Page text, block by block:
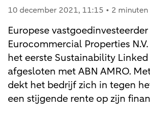
10 december 2021, 11:15 2 minuten
Europese vastgoedinvesteerder
Eurocommercial Properties
het eerste Sustainability
afgesloten met ABN AMRO.
dekt het bedrijf zich in tegen
een stijgende rente op zijn